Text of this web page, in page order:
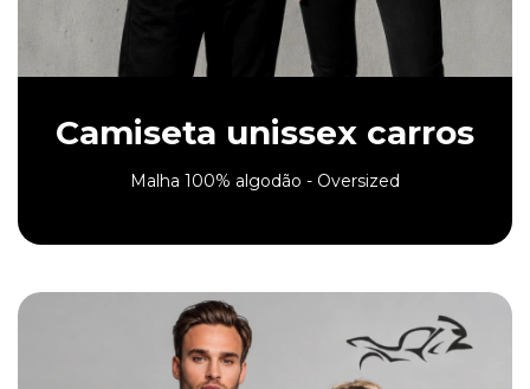
Camiseta unissex carros
Malha 100% algodão - Oversized